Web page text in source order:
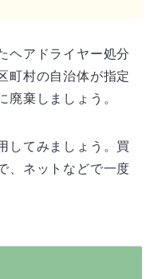
ヘアドライヤー処分
町村の自治体が指定
廃棄しましょう。
してみましょう。買
、ネットなどで一度